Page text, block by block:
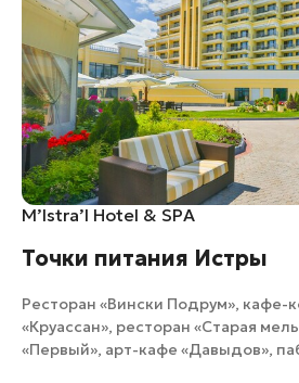
M’lstra’l Hotel & SPA
Точки питания Истры
Ресторан «Вински Подрум», кафе-
«Круассан», ресторан «Старая
«Первый», арт-кафе «Давыдов»,